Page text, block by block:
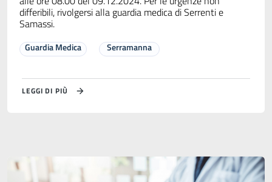
differibili, rivolgersi alla guardia medica di Serrenti e
Samassi.
Guardia Medica Serramanna
LEGGI DI PIÙ